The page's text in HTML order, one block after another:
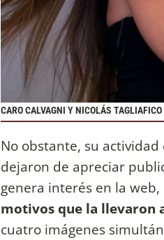
CARO CALVAGNI Y NICOLÁS
No obstante, su
dejaron de apreciar
genera interés en la
motivos que la llevaron
cuatro imágenes